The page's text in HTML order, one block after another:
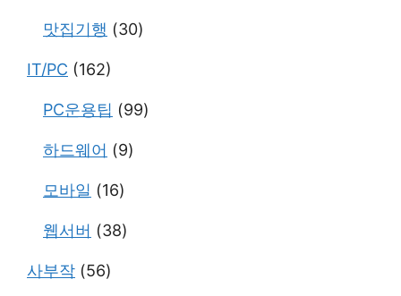
맛집기행 (30)
IT/PC (162)
PC운용팁 (99)
하드웨어 (9)
모바일 (16)
웹서버 (38)
사부작 (56)